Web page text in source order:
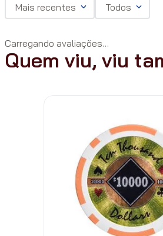
Mais recentes Todos
Carregando avaliações…
Quem viu, viu